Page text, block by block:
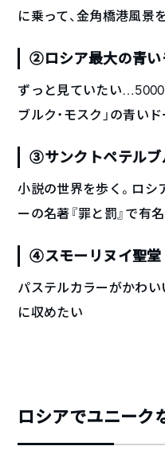
に乗って、金角橋港風景
②ロシア最大の青い
ずっと見ていたい…5000
ブルク・モスク」の青い
③サンクトペテルブ
小説の世界を歩く。ロ
ーの名著『罪と罰』で有
④スモーリヌイ聖堂
パステルカラーがかわい
に収めたい
ロシアでユニーク